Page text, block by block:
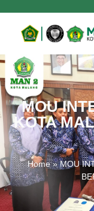
MOU
KOTA
Home»MOU